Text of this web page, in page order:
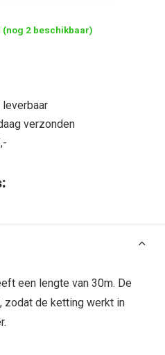
(nog 2 beschikbaar)
verzonden
een lengte van 30m. De
zodat de ketting werkt in